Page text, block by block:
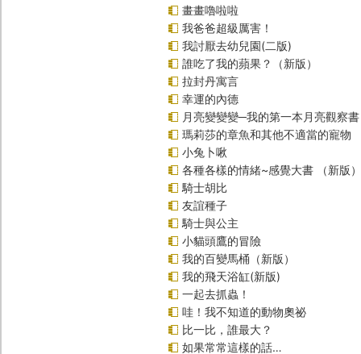
畫畫嚕啦啦
我爸爸超級厲害！
我討厭去幼兒園(二版)
誰吃了我的蘋果？（新版）
拉封丹寓言
幸運的內德
月亮變變變─我的第一本月亮觀察書
瑪莉莎的章魚和其他不適當的寵物
小兔卜啾
各種各樣的情緒~感覺大書 （新版）
騎士胡比
友誼種子
騎士與公主
小貓頭鷹的冒險
我的百變馬桶（新版）
我的飛天浴缸(新版)
一起去抓蟲！
哇！我不知道的動物奧祕
比一比，誰最大？
如果常常這樣的話…